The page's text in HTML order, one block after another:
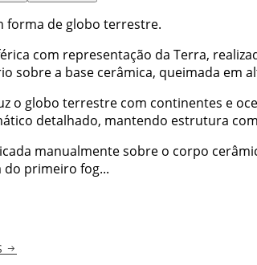
forma de globo terrestre.
com representação da Terra,
sobre a base cerâmica, queimada em
o globo terrestre com continentes e
detalhado, mantendo estrutura
manualmente sobre o corpo
do primeiro fog...